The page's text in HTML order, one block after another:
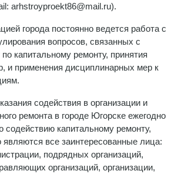
arhstroyproekt86@mail.ru).
города постоянно ведется работа с
вопросов, связанных с
капитальному ремонту, принятия
и применения дисциплинарных мер к
содействия в организации и
ремонта в городе Югорске ежегодно
капитальному ремонту,
являются все заинтересованные лица:
подрядных организаций,
организаций, организации,